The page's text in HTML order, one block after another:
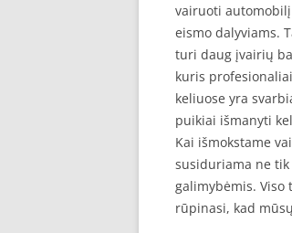
vairuoti
eismo dalyviams.
turi daug įvairių
kuris
keliuose yra
puikiai išmanyti
Kai išmokstame
susiduriama ne
galimybėmis. Viso
rūpinasi, kad